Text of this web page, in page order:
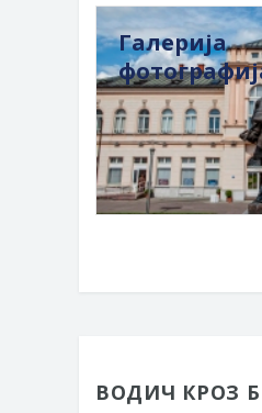
Галерија
ВОДИЧ КРОЗ